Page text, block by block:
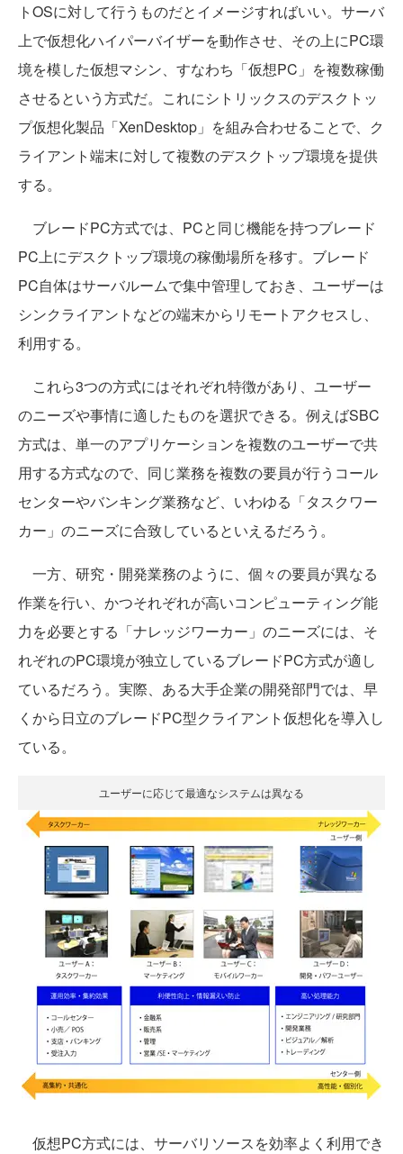
トOSに対して行うものだとイメージすればいい。サーバ
上で仮想化ハイパーバイザーを動作させ、その上にPC環
境を模した仮想マシン、すなわち「仮想PC」を複数稼働
させるという方式だ。これにシトリックスのデスクトッ
プ仮想化製品「XenDesktop」を組み合わせることで、ク
ライアント端末に対して複数のデスクトップ環境を提供
する。
ブレードPC方式では、PCと同じ機能を持つブレード
PC上にデスクトップ環境の稼働場所を移す。ブレード
PC自体はサーバルームで集中管理しておき、ユーザーは
シンクライアントなどの端末からリモートアクセスし、
利用する。
これら3つの方式にはそれぞれ特徴があり、ユーザー
のニーズや事情に適したものを選択できる。例えばSBC
方式は、単一のアプリケーションを複数のユーザーで共
用する方式なので、同じ業務を複数の要員が行うコール
センターやバンキング業務など、いわゆる「タスクワー
カー」のニーズに合致しているといえるだろう。
一方、研究・開発業務のように、個々の要員が異なる
作業を行い、かつそれぞれが高いコンピューティング能
力を必要とする「ナレッジワーカー」のニーズには、そ
れぞれのPC環境が独立しているブレードPC方式が適し
ているだろう。実際、ある大手企業の開発部門では、早
くから日立のブレードPC型クライアント仮想化を導入し
ている。
ユーザーに応じて最適なシステムは異なる
仮想PC方式には、サーバリソースを効率よく利用でき